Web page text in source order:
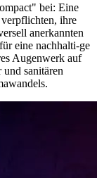
bei: Eine
ihre
anerkannten
eine nachhalti-ge
Augenwerk auf
sanitären